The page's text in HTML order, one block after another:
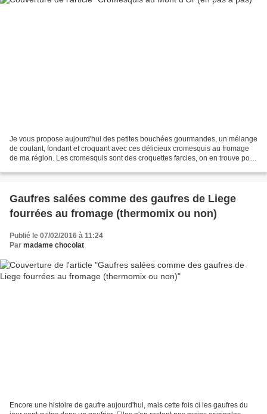
Je vous propose aujourd'hui des petites bouchées gourmandes, un mélange
de coulant, fondant et croquant avec ces délicieux cromesquis au fromage
de ma région. Les cromesquis sont des croquettes farcies, on en trouve pour
Gaufres salées comme des gaufres de Liege
fourrées au fromage (thermomix ou non)
Publié le 07/02/2016 à 11:24
Par madame chocolat
Encore une histoire de gaufre aujourd'hui, mais cette fois ci les gaufres du